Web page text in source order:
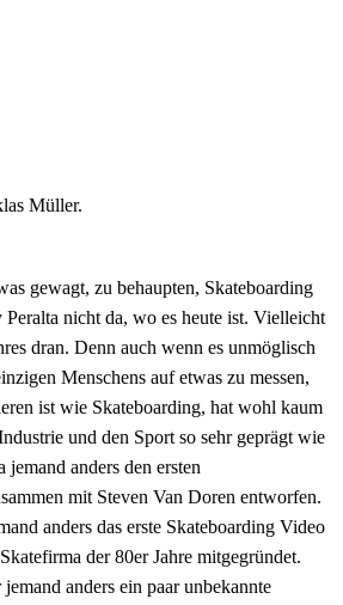
Müller.
gewagt, zu behaupten, Skateboarding
Peralta nicht da, wo es heute ist. Vielleicht
dran. Denn auch wenn es unmöglisch
Menschens auf etwas zu messen,
ist wie Skateboarding, hat wohl kaum
und den Sport so sehr geprägt wie
anders den ersten
mit Steven Van Doren entworfen.
anders das erste Skateboarding Video
der 80er Jahre mitgegründet.
anders ein paar unbekannte